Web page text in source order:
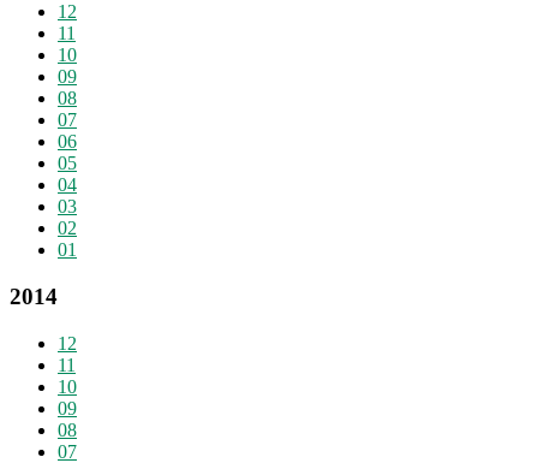
12
11
10
09
08
07
06
05
04
03
02
01
2014
12
11
10
09
08
07